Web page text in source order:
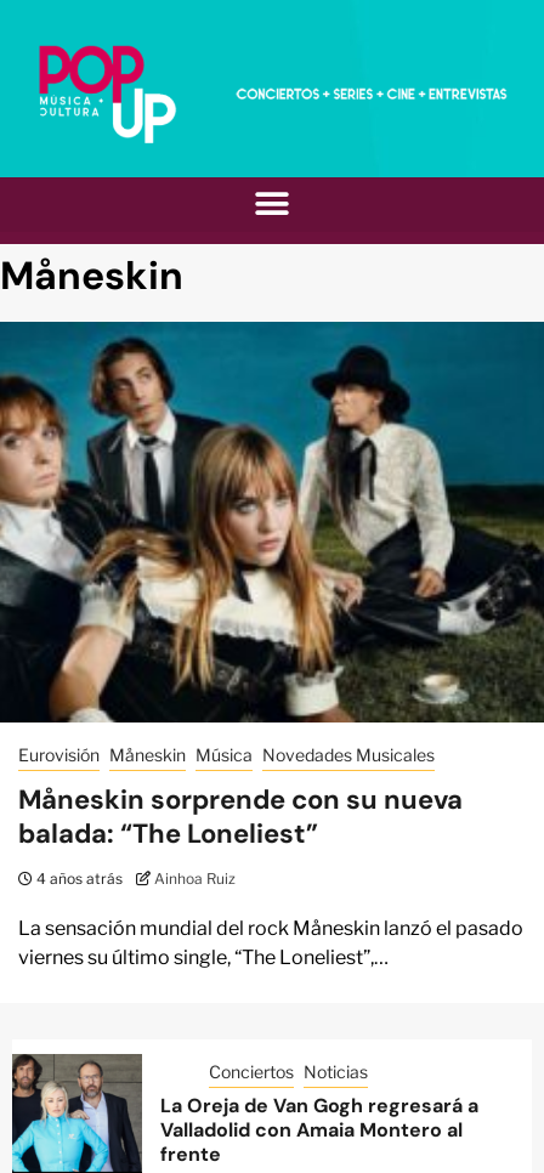
Måneskin
Eurovisión Måneskin Música Novedades Musicales
Måneskin sorprende con su nueva
balada: “The Loneliest”
4 años atrás Ainhoa Ruiz
La sensación mundial del rock Måneskin lanzó el pasado
viernes su último single, “The Loneliest”,…
Conciertos Noticias
La Oreja de Van Gogh regresará a
Valladolid con Amaia Montero al
frente